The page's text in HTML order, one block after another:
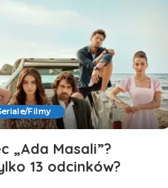
Filmy
„Ada Masali”?
13 odcinków?